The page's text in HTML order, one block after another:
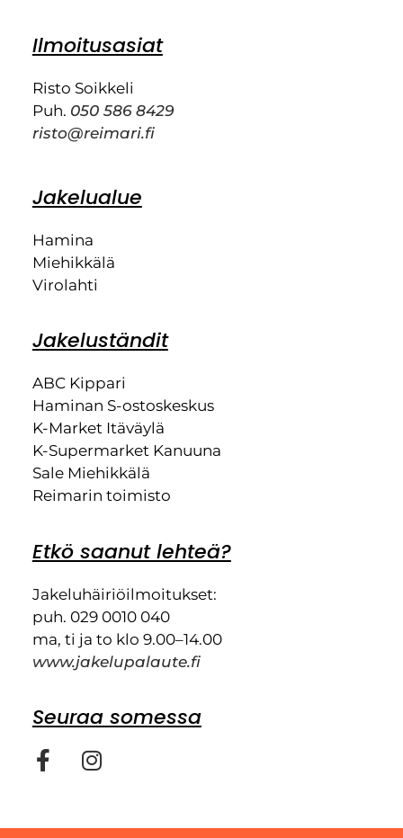
Ilmoitusasiat
Risto Soikkeli
Puh. 050 586 8429
risto@reimari.fi
Jakelualue
Hamina
Miehikkälä
Virolahti
Jakeluständit
ABC Kippari
Haminan S-ostoskeskus
K-Market Itäväylä
K-Supermarket Kanuuna
Sale Miehikkälä
Reimarin toimisto
Etkö saanut lehteä?
Jakeluhäiriöilmoitukset:
puh. 029 0010 040
ma, ti ja to klo 9.00–14.00
www.jakelupalaute.fi
Seuraa somessa